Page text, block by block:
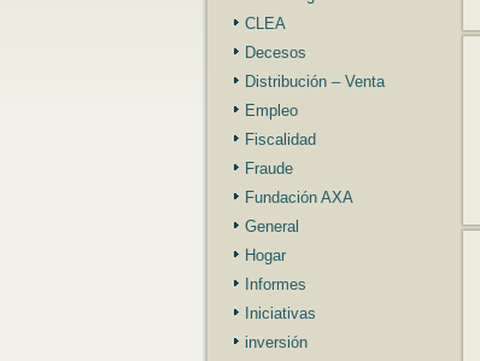
CLEA
Decesos
Distribución – Venta
Empleo
Fiscalidad
Fraude
Fundación AXA
General
Hogar
Informes
Iniciativas
inversión